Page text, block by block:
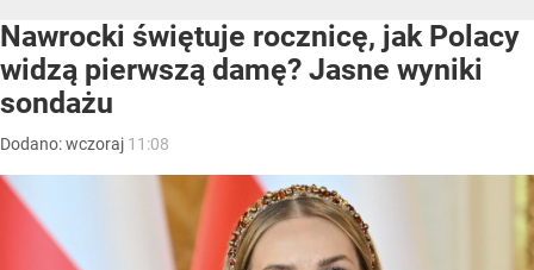
Nawrocki świętuje rocznicę, jak Polacy
widzą pierwszą damę? Jasne wyniki
sondażu
Dodano:wczoraj 11:08